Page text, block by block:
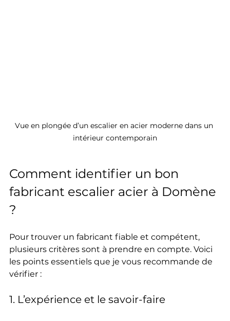
Vue en plongée d’un escalier en acier moderne dans un
intérieur contemporain
Comment identifier un bon
fabricant escalier acier à Domène
?
Pour trouver un fabricant fiable et compétent,
plusieurs critères sont à prendre en compte. Voici
les points essentiels que je vous recommande de
vérifier :
1. L’expérience et le savoir-faire